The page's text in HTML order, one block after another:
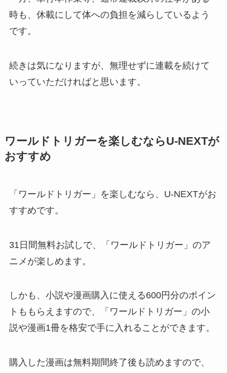
時も、 休載にして体への負担を減らしている よう
です。
続きは気になりますが、無理せずに連載を続けて
いっていただければと思います。
ワールドトリガーを楽しむならU-NEXTが
おすすめ
「ワールドトリガー」を楽しむなら、U-NEXTがお
すすめです。
31日間無料お試しで、「ワールドトリガー」のア
ニメが楽しめます。
しかも、小説や漫画購入に使える600円分のポイン
トももらえますので、「ワールドトリガー」の小
説や漫画1冊を格安で手に入れることができます。
購入した漫画は無料期間終了後も読めますので、